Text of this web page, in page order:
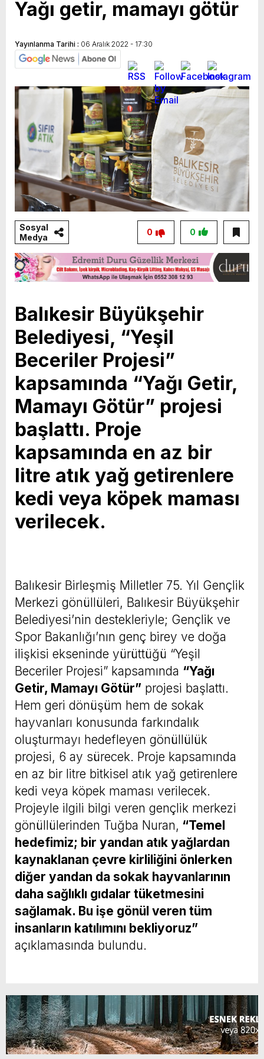
Yağı getir, mamayı götür
Yayınlanma Tarihi : 06 Aralık 2022 - 17:30
Sosyal
Medya
0
0
Balıkesir Büyükşehir
Belediyesi, “Yeşil
Beceriler Projesi”
kapsamında “Yağı Getir,
Mamayı Götür” projesi
başlattı. Proje
kapsamında en az bir
litre atık yağ getirenlere
kedi veya köpek maması
verilecek.
Balıkesir Birleşmiş Milletler 75. Yıl Gençlik
Merkezi gönüllüleri, Balıkesir Büyükşehir
Belediyesi’nin destekleriyle; Gençlik ve
Spor Bakanlığı’nın genç birey ve doğa
ilişkisi ekseninde yürüttüğü “Yeşil
Beceriler Projesi” kapsamında “Yağı
Getir, Mamayı Götür” projesi başlattı.
Hem geri dönüşüm hem de sokak
hayvanları konusunda farkındalık
oluşturmayı hedefleyen gönüllülük
projesi, 6 ay sürecek. Proje kapsamında
en az bir litre bitkisel atık yağ getirenlere
kedi veya köpek maması verilecek.
Projeyle ilgili bilgi veren gençlik merkezi
gönüllülerinden Tuğba Nuran, “Temel
hedefimiz; bir yandan atık yağlardan
kaynaklanan çevre kirliliğini önlerken
diğer yandan da sokak hayvanlarının
daha sağlıklı gıdalar tüketmesini
sağlamak. Bu işe gönül veren tüm
insanların katılımını bekliyoruz”
açıklamasında bulundu.